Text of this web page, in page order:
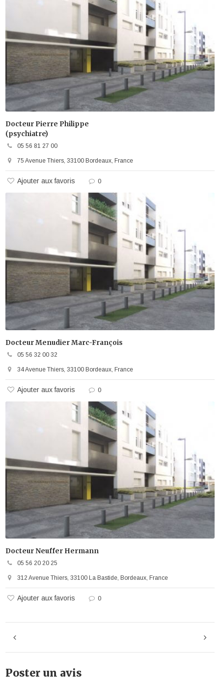
Docteur Pierre Philippe
(psychiatre)
05 56 81 27 00
75 Avenue Thiers, 33100 Bordeaux, France
Ajouter aux favoris 0
Docteur Menudier Marc-François
05 56 32 00 32
34 Avenue Thiers, 33100 Bordeaux, France
Ajouter aux favoris 0
Docteur Neuffer Hermann
05 56 20 20 25
312 Avenue Thiers, 33100 La Bastide, Bordeaux, France
Ajouter aux favoris 0
Poster un avis